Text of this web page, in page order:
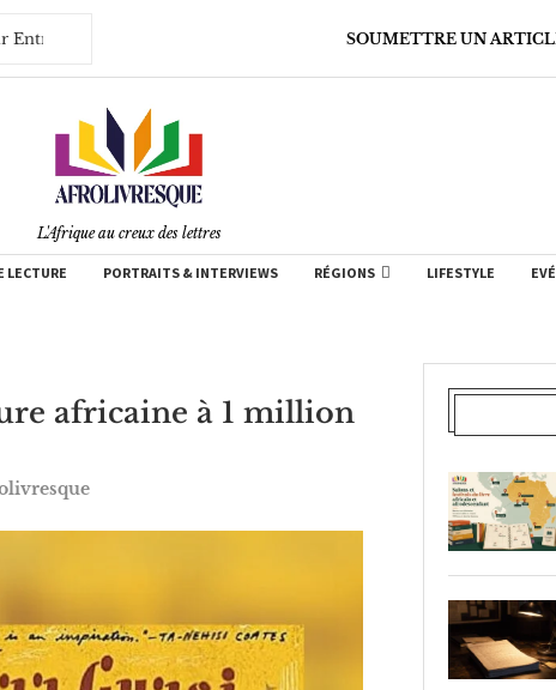
SOUMETTRE UN
L'Afrique au creux des lettres
LECTURE PORTRAITS & INTERVIEWS RÉGIONS LIFESTYLE
africaine à 1 million